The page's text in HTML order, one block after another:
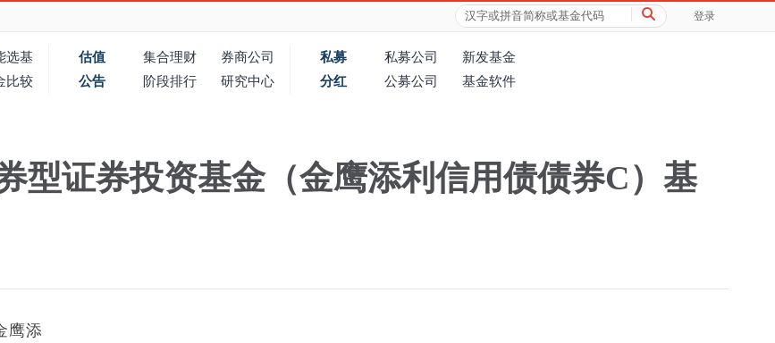
登录
选基
比较
估值 集合理财
券商公司
公告
阶段排行 研究中心
私募 私募公司
新发基金
分红
公募公司 基金软件
型证券投资基金（金鹰添利信用债债券C）基
鹰添